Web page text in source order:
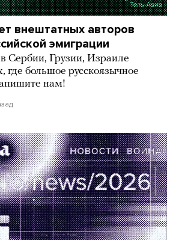
внештатных авторов
эмиграции
Сербии, Грузии, Израиле
где большое русскоязычное
нам!